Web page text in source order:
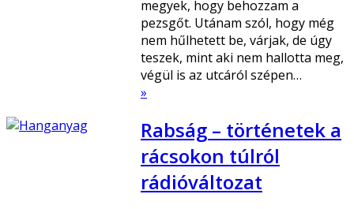
megyek, hogy behozzam a
pezsgőt. Utánam szól, hogy még
nem hűlhetett be, várjak, de úgy
teszek, mint aki nem hallotta meg,
végül is az utcáról szépen…
»
Rabság – történetek a
rácsokon túlról
rádióváltozat